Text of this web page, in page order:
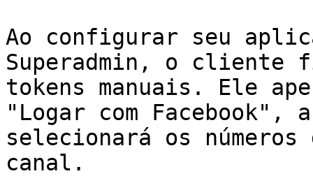
Ao configurar seu
Superadmin, o cliente
tokens manuais. Ele
"Logar com Facebook",
selecionará os
canal.